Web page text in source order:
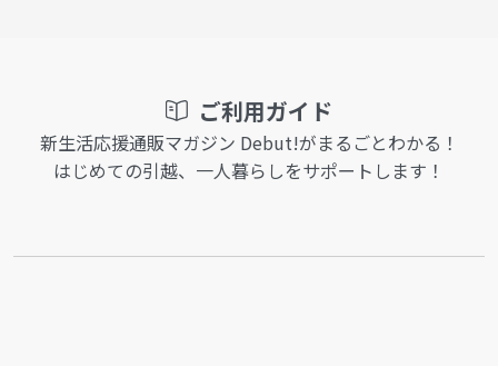
ご利用ガイド
新生活応援通販マガジン Debut!がまるごとわかる！
はじめての引越、一人暮らしをサポートします！